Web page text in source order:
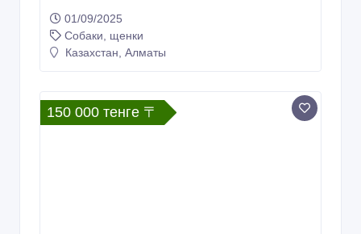
01/09/2025
Собаки, щенки
Казахстан, Алматы
150 000 тенге 〒